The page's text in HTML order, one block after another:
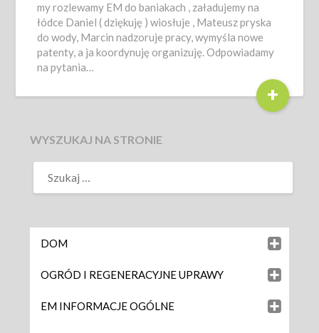
my rozlewamy EM do baniakach , załadujemy na
łódce Daniel ( dziękuję ) wiosłuje , Mateusz pryska
do wody, Marcin nadzoruje pracy, wymyśla nowe
patenty, a ja koordynuję organizuję. Odpowiadamy
na pytania…
+
WYSZUKAJ NA STRONIE
DOM
OGRÓD I REGENERACYJNE UPRAWY
EM INFORMACJE OGÓLNE